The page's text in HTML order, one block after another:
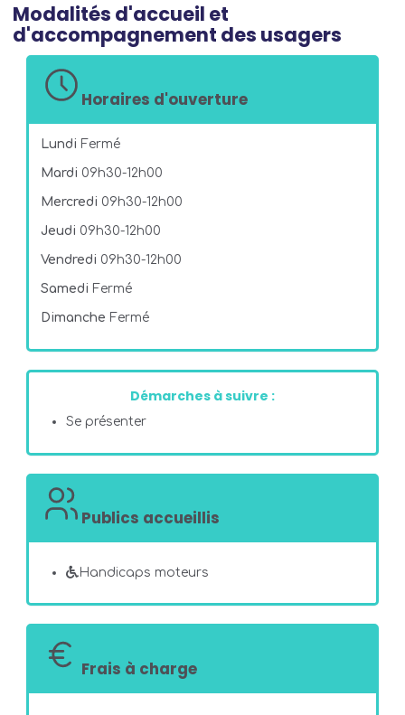
Modalités d'accueil et
d'accompagnement des usagers
Horaires d'ouverture
Lundi Fermé
Mardi 09h30-12h00
Mercredi 09h30-12h00
Jeudi 09h30-12h00
Vendredi 09h30-12h00
Samedi Fermé
Dimanche Fermé
Démarches à suivre :
Se présenter
Publics accueillis
Handicaps moteurs
Frais à charge